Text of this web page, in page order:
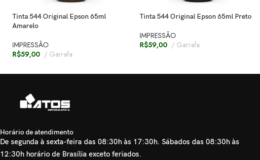
Tinta 544 Original Epson 65ml
Amarelo
IMPRESSÃO
R$59,00 Garrafa
Tinta 544 Original Epson 65ml Preto
IMPRESSÃO
R$59,00 Garrafa
Horário de atendimento
De segunda à sexta-feira das 08:30h às 17:30h. Sábados das 08:30h às
12:30h horário de Brasília exceto feriados.